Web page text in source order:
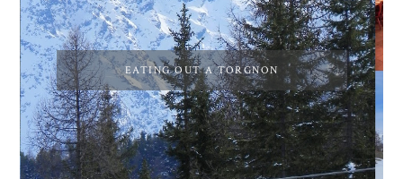
EATING OUT A TORGNON